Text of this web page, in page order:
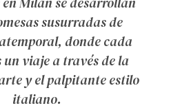
susurradas de
donde cada
un viaje a través de la
y el palpitante estilo
italiano.